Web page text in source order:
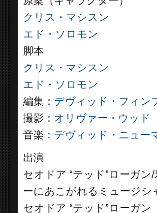
クリス・マシスン
エド・ソロモン
脚本
クリス・マシスン
エド・ソロモン
編集： デヴィッド・フィン
撮影： オリヴァー・ウッド
音楽： デヴィッド・ニュー
出演
セオドア “テッド”ローガン
ーにあこがれるミュージシ
セオドア “テッド”ローガ